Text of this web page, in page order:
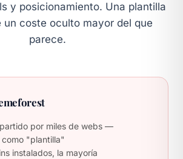
y posicionamiento. Una plantilla
un coste oculto mayor del que
parece.
por miles de webs —
"plantilla"
instalados, la mayoría